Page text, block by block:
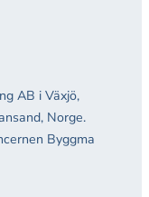
AB i Växjö,
Norge.
Byggma